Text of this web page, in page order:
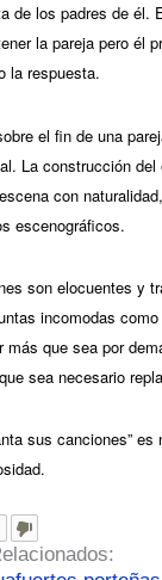
de los padres de él.
la pareja pero él
la respuesta.
el fin de una
La construcción
con
escenográficos.
son elocuentes y
incomodas
más que sea por
sea necesario
sus canciones”